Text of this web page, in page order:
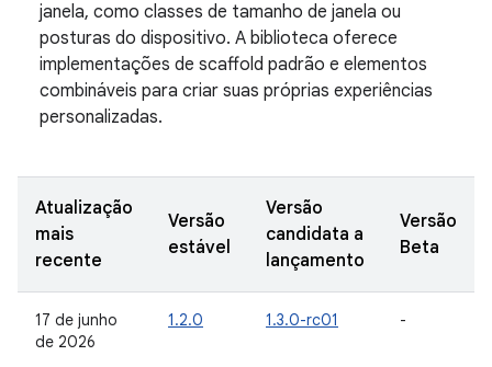
janela, como classes de tamanho de janela ou
posturas do dispositivo. A biblioteca oferece
implementações de scaffold padrão e elementos
combináveis para criar suas próprias experiências
personalizadas.
Atualização
mais
recente
Versão
estável
Versão
candidata a
lançamento
Versão
Beta
17 de junho
de 2026
1.2.0 1.3.0-rc01 -